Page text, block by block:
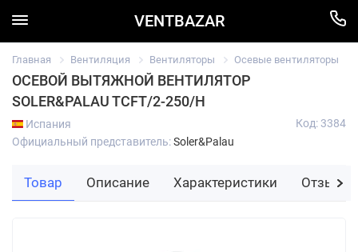
VENTBAZAR
Главная Вентиляция Вентиляторы Осевые вентиляторы
ОСЕВОЙ ВЫТЯЖНОЙ ВЕНТИЛЯТОР
SOLER&PALAU TCFT/2-250/H
Испания
Официальный представитель:Soler&Palau
Код: 3384
Товар Описание Характеристики Отзывы